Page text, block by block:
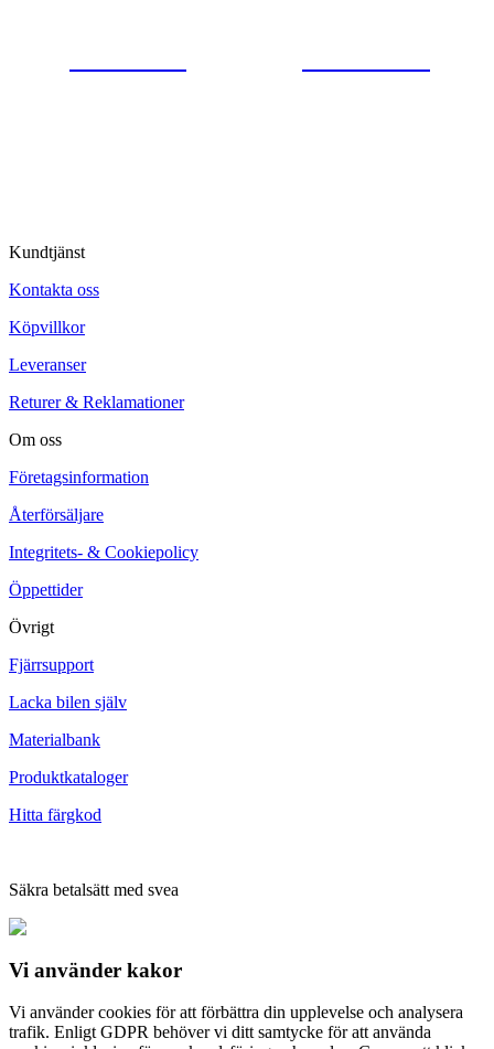
Kundtjänst
Kontakta oss
Köpvillkor
Leveranser
Returer & Reklamationer
Om oss
Företagsinformation
Återförsäljare
Integritets- & Cookiepolicy
Öppettider
Övrigt
Fjärrsupport
Lacka bilen själv
Materialbank
Produktkataloger
Hitta färgkod
Säkra betalsätt med svea
Vi använder kakor
Vi använder cookies för att förbättra din upplevelse och analysera
trafik. Enligt GDPR behöver vi ditt samtycke för att använda